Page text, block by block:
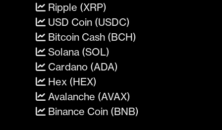
Ripple (XRP)
USD Coin (USDC)
Bitcoin Cash (BCH)
Solana (SOL)
Cardano (ADA)
Hex (HEX)
Avalanche (AVAX)
Binance Coin (BNB)